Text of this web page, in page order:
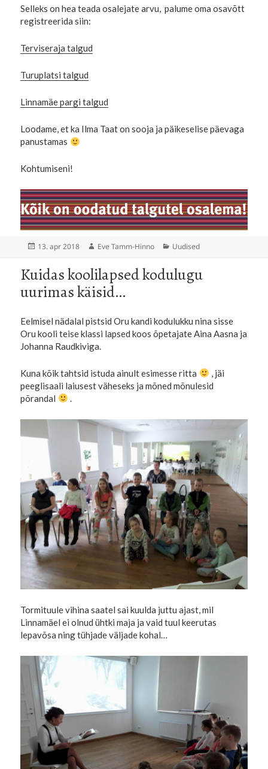
Selleks on hea teada osalejate arvu, palume oma osavõtt
registreerida siin:
Terviseraja talgud
Turuplatsi talgud
Linnamäe pargi talgud
Loodame, et ka Ilma Taat on sooja ja päikeselise päevaga
panustamas
Kohtumiseni!
Postitatud
13. apr 2018 Autor
Eve Tamm-Hinno Rubriigid
Uudised
Kuidas koolilapsed kodulugu
uurimas käisid…
Eelmisel nädalal pistsid Oru kandi kodulukku nina sisse
Oru kooli teise klassi lapsed koos õpetajate Aina Aasna ja
Johanna Raudkiviga.
Kuna kõik tahtsid istuda ainult esimesse ritta
, jäi
peeglisaali laiusest väheseks ja mõned mõnulesid
põrandal
.
Tormituule vihina saatel sai kuulda juttu ajast, mil
Linnamäel ei olnud ühtki maja ja vaid tuul keerutas
lepavõsa ning tühjade väljade kohal…